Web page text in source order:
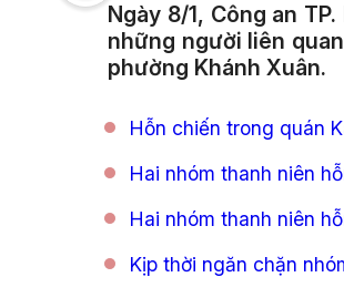
Ngày 8/1, Công an
những người liên
phường Khánh Xuân.
Hỗn chiến trong quán
Hai nhóm thanh niên
Hai nhóm thanh niên
Kịp thời ngăn chặn